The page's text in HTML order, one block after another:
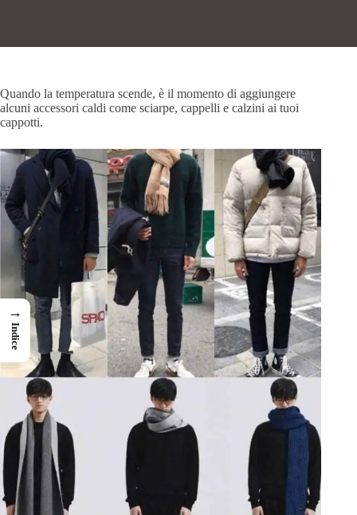
Quando la temperatura scende, è il momento di aggiungere
alcuni accessori caldi come sciarpe, cappelli e calzini ai tuoi
cappotti.
→
Indice